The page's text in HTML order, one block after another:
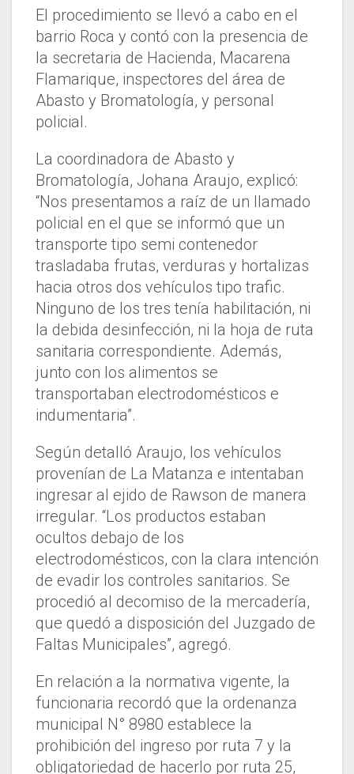
El procedimiento se llevó a cabo en el
barrio Roca y contó con la presencia de
la secretaria de Hacienda, Macarena
Flamarique, inspectores del área de
Abasto y Bromatología, y personal
policial.
La coordinadora de Abasto y
Bromatología, Johana Araujo, explicó:
“Nos presentamos a raíz de un llamado
policial en el que se informó que un
transporte tipo semi contenedor
trasladaba frutas, verduras y hortalizas
hacia otros dos vehículos tipo trafic.
Ninguno de los tres tenía habilitación, ni
la debida desinfección, ni la hoja de ruta
sanitaria correspondiente. Además,
junto con los alimentos se
transportaban electrodomésticos e
indumentaria”.
Según detalló Araujo, los vehículos
provenían de La Matanza e intentaban
ingresar al ejido de Rawson de manera
irregular. “Los productos estaban
ocultos debajo de los
electrodomésticos, con la clara intención
de evadir los controles sanitarios. Se
procedió al decomiso de la mercadería,
que quedó a disposición del Juzgado de
Faltas Municipales”, agregó.
En relación a la normativa vigente, la
funcionaria recordó que la ordenanza
municipal N° 8980 establece la
prohibición del ingreso por ruta 7 y la
obligatoriedad de hacerlo por ruta 25,